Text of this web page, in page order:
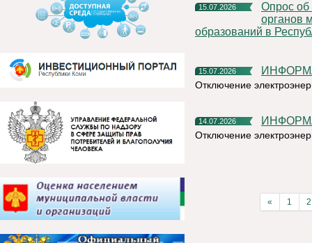
15.07.2026
Опрос об эффективности деятельности руководителей
органов
образований в
15.07.2026
Отключение
14.07.2026
Отключение
« 1 2